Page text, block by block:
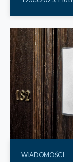
WIADOMOŚCI